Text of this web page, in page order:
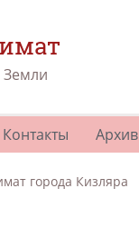
Земли
Контакты Архив
города Кизляра